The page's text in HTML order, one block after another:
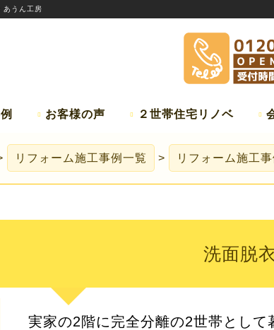
あうん工房
お客様の声 ２世帯住宅リノベ
リフォーム施工事例一覧 リフォーム施工
洗面脱
実家の2階に完全分離の2世帯とし